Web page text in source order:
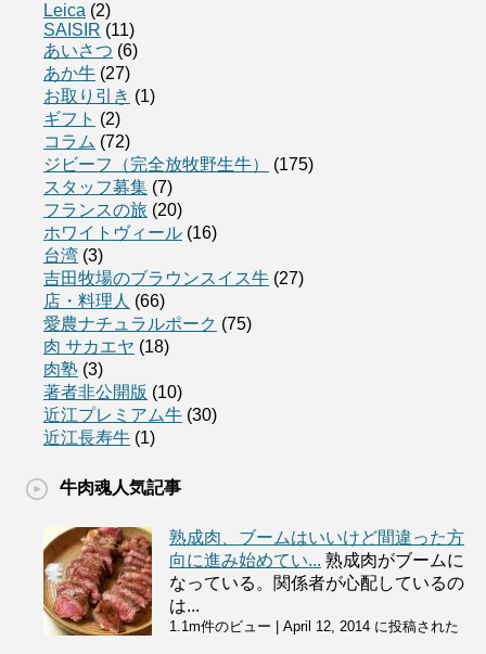
Leica (2)
SAISIR (11)
あいさつ (6)
あか牛 (27)
お取り引き (1)
ギフト (2)
コラム (72)
ジビーフ（完全放牧野生牛）
(175)
スタッフ募集 (7)
フランスの旅 (20)
ホワイトヴィール (16)
台湾 (3)
吉田牧場のブラウンスイス牛 (27)
店・料理人 (66)
愛農ナチュラルポーク (75)
肉 サカエヤ (18)
肉塾 (3)
著者非公開版 (10)
近江プレミアム牛 (30)
近江長寿牛 (1)
牛肉魂人気記事
熟成肉、ブームはいいけど間違った方
向に進み始めてい... 熟成肉がブームに
なっている。関係者が心配しているの
は...
1.1m件のビュー April 12, 2014 に投稿された